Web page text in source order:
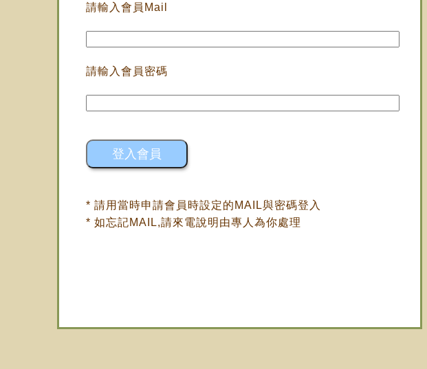
請輸入會員Mail
請輸入會員密碼
* 請用當時申請會員時設定的MAIL與密碼登入
* 如忘記MAIL,請來電說明由專人為你處理